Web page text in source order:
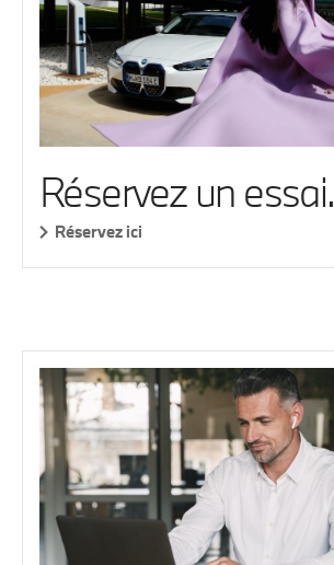
Réservez un essai.
Réservez ici